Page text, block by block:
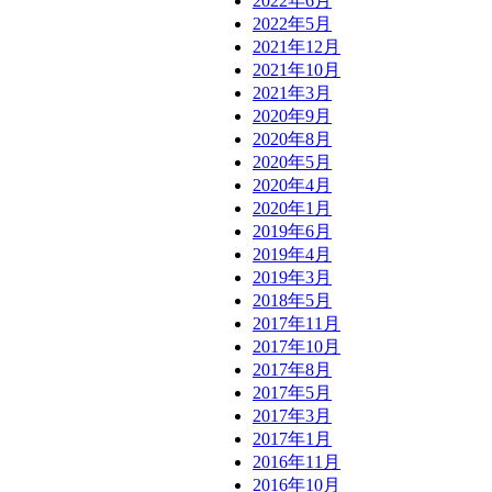
2022年5月
2021年12月
2021年10月
2021年3月
2020年9月
2020年8月
2020年5月
2020年4月
2020年1月
2019年6月
2019年4月
2019年3月
2018年5月
2017年11月
2017年10月
2017年8月
2017年5月
2017年3月
2017年1月
2016年11月
2016年10月